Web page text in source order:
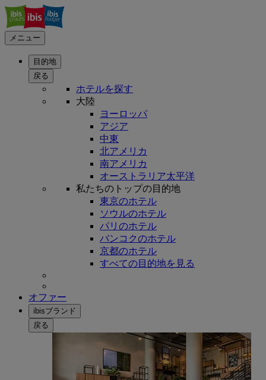
メニュー
目的地
戻る
ホテルを探す
大陸
ヨーロッパ
アジア
中東
北アメリカ
南アメリカ
オーストラリア太平洋
私たちのトップの目的地
東京のホテル
ソウルのホテル
パリのホテル
バンコクのホテル
京都のホテル
すべての目的地を見る
オファー
ibisブランド
戻る